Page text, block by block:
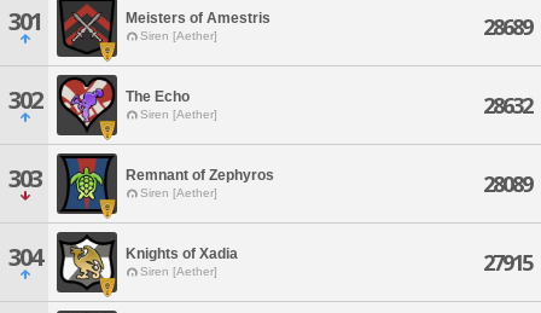
301 Meisters of Amestris
Siren [Aether] 28689
302 The Echo
Siren [Aether] 28632
303 Remnant of Zephyros
Siren [Aether] 28089
304 Knights of Xadia
Siren [Aether] 27915